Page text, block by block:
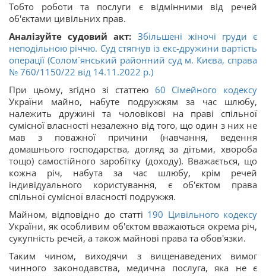
Тобто роботи та послуги є відмінними від речей
об'єктами цивільних прав.
Аналізуйте судовий акт: Збільшені жіночі груди є
неподільною річчю. Суд стягнув із екс-дружини вартість
операції (Солом`янський районний суд м. Києва, справа
№ 760/1150/22 від 14.11.2022 р.)
При цьому, згідно зі статтею60 Сімейного кодексу
України майно, набуте подружжям за час шлюбу,
належить дружині та чоловікові на праві спільної
сумісної власності незалежно від того, що один з них не
мав з поважної причини (навчання, ведення
домашнього господарства, догляд за дітьми, хвороба
тощо) самостійного заробітку (доходу). Вважається, що
кожна річ, набута за час шлюбу, крім речей
індивідуального користування, є об'єктом права
спільної сумісної власності подружжя.
Майном, відповідно до статті 190 Цивільного кодексу
України, як особливим об'єктом вважаються окрема річ,
сукупність речей, а також майнові права та обов'язки.
Таким чином, виходячи з вищенаведених вимог
чинного законодавства, медична послуга, яка не є